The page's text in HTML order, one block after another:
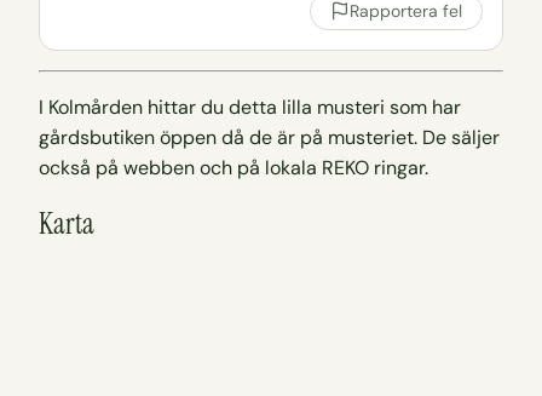
Rapportera fel
I Kolmården hittar du detta lilla musteri som har
gårdsbutiken öppen då de är på musteriet. De säljer
också på webben och på lokala REKO ringar.
Karta